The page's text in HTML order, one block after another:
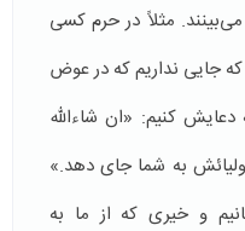
مثلاً در حرم کسی
جایی نداریم که در عوض
دعایش کنیم: «ان شاءالله
به شما جای دهد.»
و خیری که از ما به